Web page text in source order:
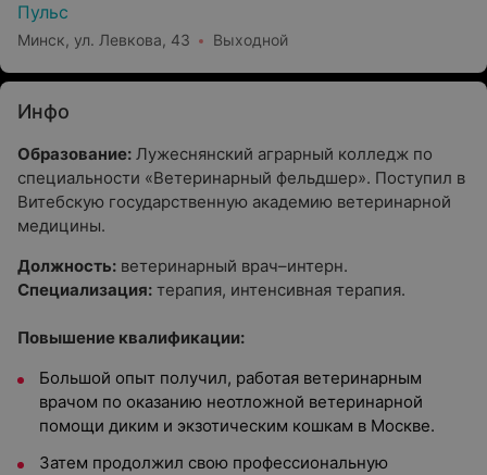
Пульс
Минск, ул. Левкова, 43 Выходной
Инфо
Образование: Лужеснянский аграрный колледж по
специальности «Ветеринарный фельдшер». Поступил в
Витебскую государственную академию ветеринарной
медицины.
Должность: ветеринарный врач–интерн.
Специализация: терапия, интенсивная терапия.
Повышение квалификации:
Большой опыт получил, работая ветеринарным
врачом по оказанию неотложной ветеринарной
помощи диким и экзотическим кошкам в Москве.
Затем продолжил свою профессиональную